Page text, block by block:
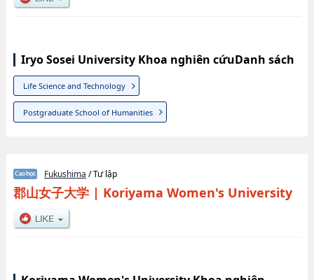
Iryo Sosei University Khoa nghiên cứuDanh sách
Life Science and Technology
Postgraduate School of Humanities
Fukushima / Tư lập
郡山女子大学| Koriyama Women's University